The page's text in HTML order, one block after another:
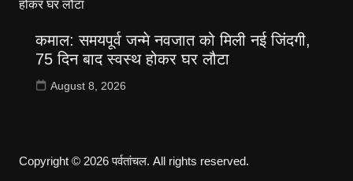
कमाल: समयपूर्व जन्मे नवजात को मिली नई जिंदगी,
75 दिन बाद स्वस्थ होकर घर लौटा
August 8, 2026
Copyright © 2026 पर्वतांचल. All rights reserved.